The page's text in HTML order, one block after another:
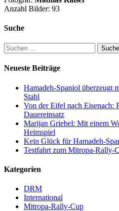
Anzahl Bilder: 93
Suche
Suchen
nach:
Neueste Beiträge
Hamadeh-Spaniol überzeugt
Stahl
Von der Eifel nach Eisenach:
Dauereinsatz
Marijan Griebel: Mit einem
Heimspiel
Kein Glück für Hamadeh-
Testfahrt zum Mitropa-Rally-
Kategorien
DRM
International
Mitropa-Rally-Cup